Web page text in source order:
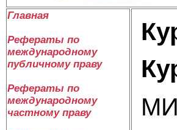
Главная
Рефераты по
международному
публичному праву
Рефераты по
международному
частному праву